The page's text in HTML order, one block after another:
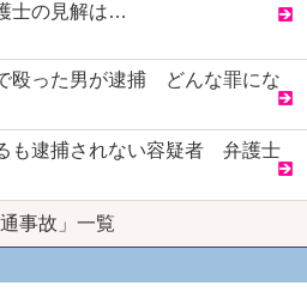
士の見解は…
殴った男が逮捕 どんな罪にな
も逮捕されない容疑者 弁護士
通事故」一覧